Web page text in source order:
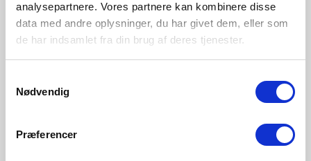
analysepartnere. Vores partnere kan kombinere disse
data med andre oplysninger, du har givet dem, eller som
de har indsamlet fra din brug af deres tjenester.
Nødvendig
Præferencer